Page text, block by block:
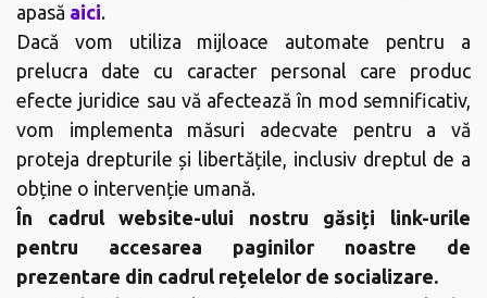
apasă aici.
Dacă vom utiliza mijloace automate pentru a
prelucra date cu caracter personal care produc
efecte juridice sau vă afectează în mod semnificativ,
vom implementa măsuri adecvate pentru a vă
proteja drepturile și libertățile, inclusiv dreptul de a
obține o intervenție umană.
În cadrul website-ului nostru găsiți link-urile
pentru accesarea paginilor noastre de
prezentare din cadrul rețelelor de socializare.